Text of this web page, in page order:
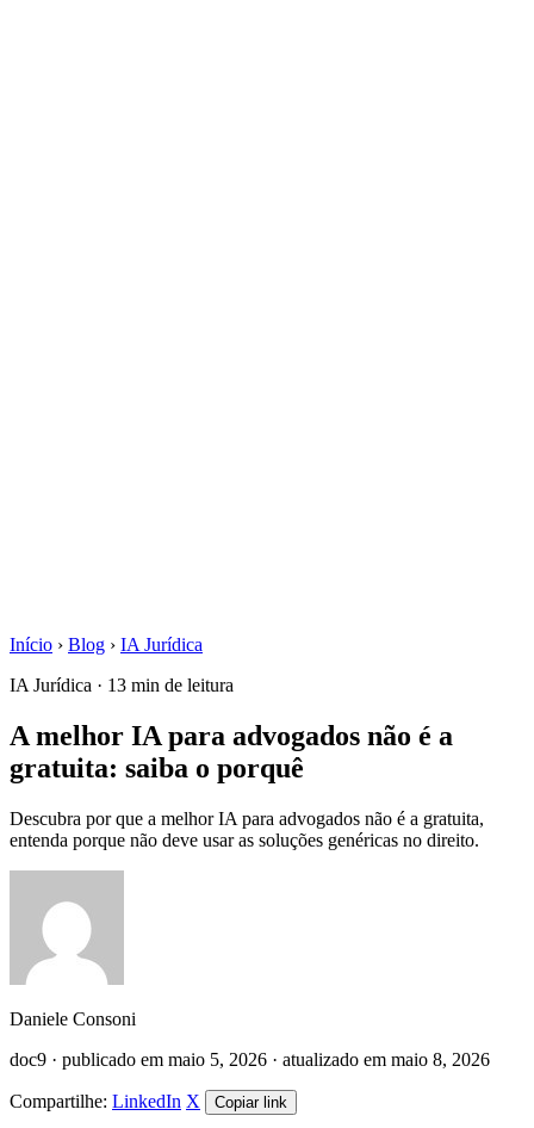
Início › Blog › IA Jurídica
IA Jurídica · 13 min de leitura
A melhor IA para advogados não é a
gratuita: saiba o porquê
Descubra por que a melhor IA para advogados não é a gratuita,
entenda porque não deve usar as soluções genéricas no direito.
Daniele Consoni
doc9 · publicado em maio 5, 2026 · atualizado em maio 8, 2026
Compartilhe: LinkedIn X Copiar link